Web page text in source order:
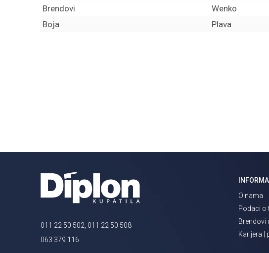
Brendovi
Wenko
Boja
Plava
011 22 50 502, 011 22 50 508
063 379 116
O nama
Podaci o
Brendovi
Karijera |